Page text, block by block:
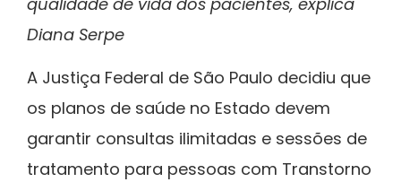
Diana Serpe
A Justiça Federal de São Paulo decidiu que
os planos de saúde no Estado devem
garantir consultas ilimitadas e sessões de
tratamento para pessoas com Transtorno